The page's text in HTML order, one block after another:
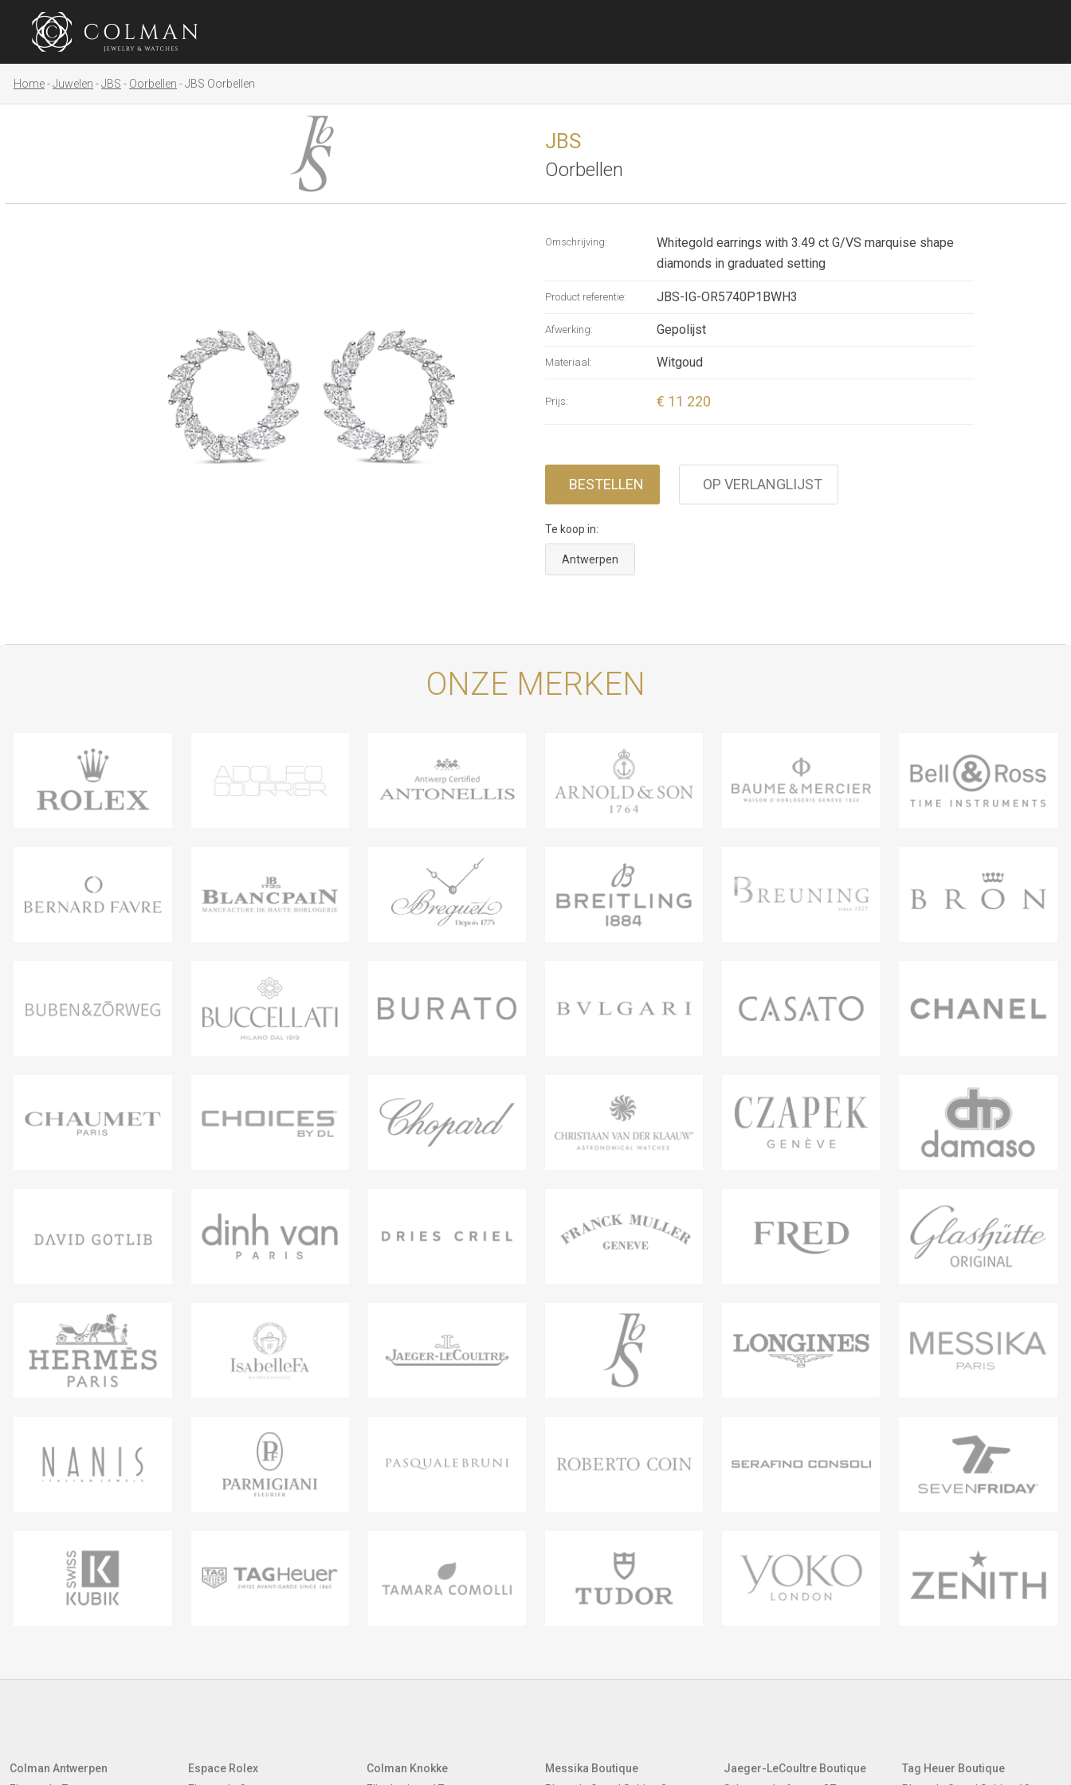
Home Juwelen JBS Oorbellen JBS Oorbellen
JBS
Oorbellen
Omschrijving:
Whitegold earrings with 3.49 ct G/VS marquise shape
diamonds in graduated setting
Product referentie: JBS-IG-OR5740P1BWH3
Afwerking: Gepolijst
Materiaal: Witgoud
Prijs: € 11 220
BESTELLEN OP VERLANGLIJST
Te koop in:
Antwerpen
ONZE MERKEN
Colman Antwerpen
Espace Rolex
Colman Knokke
Messika Boutique
Jaeger-LeCoultre Boutique
Tag Heuer Boutique